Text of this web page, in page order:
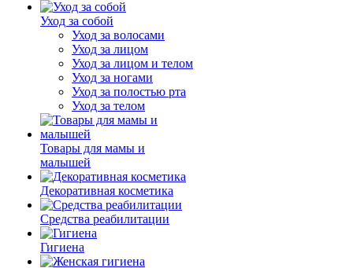
Уход за собой
Уход за волосами
Уход за лицом
Уход за лицом и телом
Уход за ногами
Уход за полостью рта
Уход за телом
Товары для мамы и
малышей
Декоративная косметика
Средства реабилитации
Гигиена